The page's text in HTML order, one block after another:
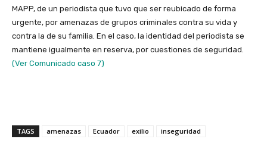
MAPP, de un periodista que tuvo que ser reubicado de forma
urgente, por amenazas de grupos criminales contra su vida y
contra la de su familia. En el caso, la identidad del periodista se
mantiene igualmente en reserva, por cuestiones de seguridad.
(Ver Comunicado caso 7)
TAGS amenazas Ecuador exilio
inseguridad